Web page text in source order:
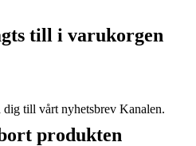
till i varukorgen
produkten
dig till vårt nyhetsbrev Kanalen.